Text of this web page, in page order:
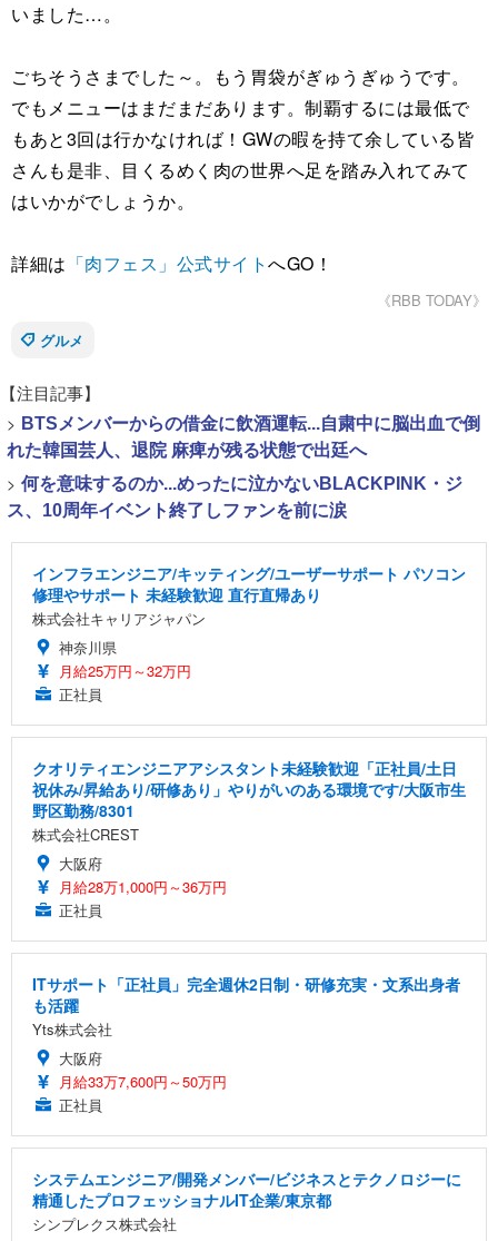
いました…。
ごちそうさまでした～。もう胃袋がぎゅうぎゅうです。
でもメニューはまだまだあります。制覇するには最低で
もあと3回は行かなければ！GWの暇を持て余している皆
さんも是非、目くるめく肉の世界へ足を踏み入れてみて
はいかがでしょうか。
詳細は 「肉フェス」公式サイトへGO！
《RBB TODAY》
グルメ
【注目記事】
> BTSメンバーからの借金に飲酒運転...自粛中に脳出血で倒
れた韓国芸人、退院 麻痺が残る状態で出廷へ
> 何を意味するのか...めったに泣かないBLACKPINK・ジ
ス、10周年イベント終了しファンを前に涙
インフラエンジニア/キッティング/ユーザーサポート パソコン
修理やサポート 未経験歓迎 直行直帰あり
株式会社キャリアジャパン
神奈川県
月給25万円～32万円
正社員
クオリティエンジニアアシスタント未経験歓迎「正社員/土日
祝休み/昇給あり/研修あり」やりがいのある環境です/大阪市生
野区勤務/8301
株式会社CREST
大阪府
月給28万1,000円～36万円
正社員
ITサポート「正社員」完全週休2日制・研修充実・文系出身者
も活躍
Yts株式会社
大阪府
月給33万7,600円～50万円
正社員
システムエンジニア/開発メンバー/ビジネスとテクノロジーに
精通したプロフェッショナルIT企業/東京都
シンプレクス株式会社